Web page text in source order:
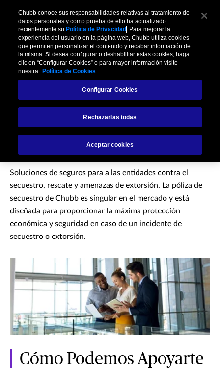
Póliza de Secuestro y
Extorsión
Soluciones de seguros para a las entidades contra el
secuestro, rescate y amenazas de extorsión. La póliza de
secuestro de Chubb es singular en el mercado y está
diseñada para proporcionar la máxima protección
económica y seguridad en caso de un incidente de
secuestro o extorsión.
Cómo Podemos Apoyarte
Chubb conoce sus responsabilidades relativas al tratamiento de
datos personales y como prueba de ello ha actualizado
recientemente su Política de Privacidad . Para mejorar la
experiencia del usuario en la página web, Chubb utiliza cookies
que permiten personalizar el contenido y recabar información de
la misma. Si desea configurar o deshabilitar estas cookies, haga
clic en “Configurar Cookies” o para mayor información visite
nuestra
Política de Cookies
Configurar Cookies
Rechazarlas todas
Aceptar cookies